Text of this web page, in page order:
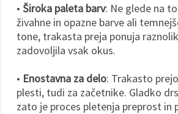
• Široka paleta barv: Ne glede na
živahne in opazne barve ali
tone, trakasta preja ponuja
zadovoljila vsak okus.
• Enostavna za delo: Trakasto
plesti, tudi za začetnike. Gladko
zato je proces pletenja preprost in